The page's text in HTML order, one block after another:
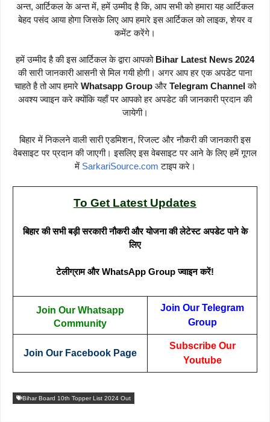
अन्त, आर्टिकल के अन्त में, हमें उम्मीद है कि, आप सभी को हमारा यह आर्टिकल
बेहद पसंद आया होगा जिसके लिए आप हमारे इस आर्टिकल को लाइक, शेयर व
कमेंट करेंगे।
हमें उम्मीद है की इस आर्टिकल के द्वारा आपको Bihar Latest News 2024
की सारी जानकारी आसनी से मिल गयी होगी। अगर आप हर एक अपडेट पाना
चाहते है तो आप हमारे Whatsapp Groupऔर Telegram Channelको
अवश्य ज्वाइन करे क्योंकि यहाँ पर आपको हर अपडेट की जानकारी प्रदान की
जायेगी।
बिहार में निकलने वाली सारी एडमिशन, रिजल्ट और नौकरी की जानकारी इस
वेबसाइट पर प्रदान की जाएगी। इसलिए इस वेबसाइट पर आने के लिए हमें गूगल
में SarkariSource.com टाइप करे।
To Get Latest Updates
बिहार की सभी बड़ी सरकारी नौकरी और योजना की लेटेस्ट अपडेट पाने के
लिए
टेलीग्राम और WhatsApp Group ज्वाइन करें!
Join Our Whatsapp
Community
Join Our Telegram
Group
Join Our Facebook Page
Subscribe Our
Youtube
Bihar Board 10th Topper List 2024 Out